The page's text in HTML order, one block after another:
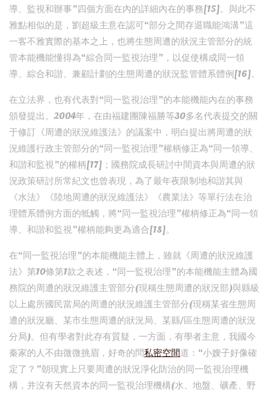
導、監視和辦事”四個方面在內的詳細內在的事務[15]。與此不
雅點相似的是，劉超級主意在認可“部分之間存退職能鴻溝”這
一客不雅實際的基本之上，也將生態周遭的狀況主管部分的統
管本能機能懂得為“綜合同一監視治理”，以促使構成同一領
導、綜合和諧、兼顧計劃的生態周遭的狀況監管體系體例[16]。
在立法界，也有代表對“同一監視治理”的本能機能內在的事務
頒發提出。2004年，在由福建團陳福勝等30多名代表提交的關
于修訂《周遭的狀況維護法》的議案中，明白提出將周遭的狀
況維護行政主管部分的“同一監視治理”權柄修正為“同一領導、
和諧和監視”的權柄[17]；國務院成長研討中間資本與周遭的狀
況政策研討所常紀文也曾表現，為了最年夜限制地和諧其與
《水法》《陸地周遭的狀況維護法》《農業法》等單行法在治
理體系體例方面的牴觸，將“同一監視治理”權柄修正為“同一領
導、和諧和監視”權柄能夠更為適合[18]。
在“同一監視治理”的本能機能主體上，雖就《周遭的狀況維護
法》第10條第1款之表述，“同一監視治理”的本能機能主體為國
務院的周遭的狀況維護主管部分(現稱生態周遭的狀況部)與縣級
以上處所國民當局的周遭的狀況維護主管部分(現稱某省生態周
遭的狀況廳、某市生態周遭的狀況局、某縣/區生態周遭的狀況
分局)。但有學者對此存有質疑，一方面，有學者主意，我國今
秦家的人不由微微挑眉，好奇的問私密空間道：“小嫂子好像確
定了？”朝現實上只要周遭的狀況淨化防治的同一監視治理機
構，并沒有天然資本的同一監視治理機構(水、地盤、礦產、野